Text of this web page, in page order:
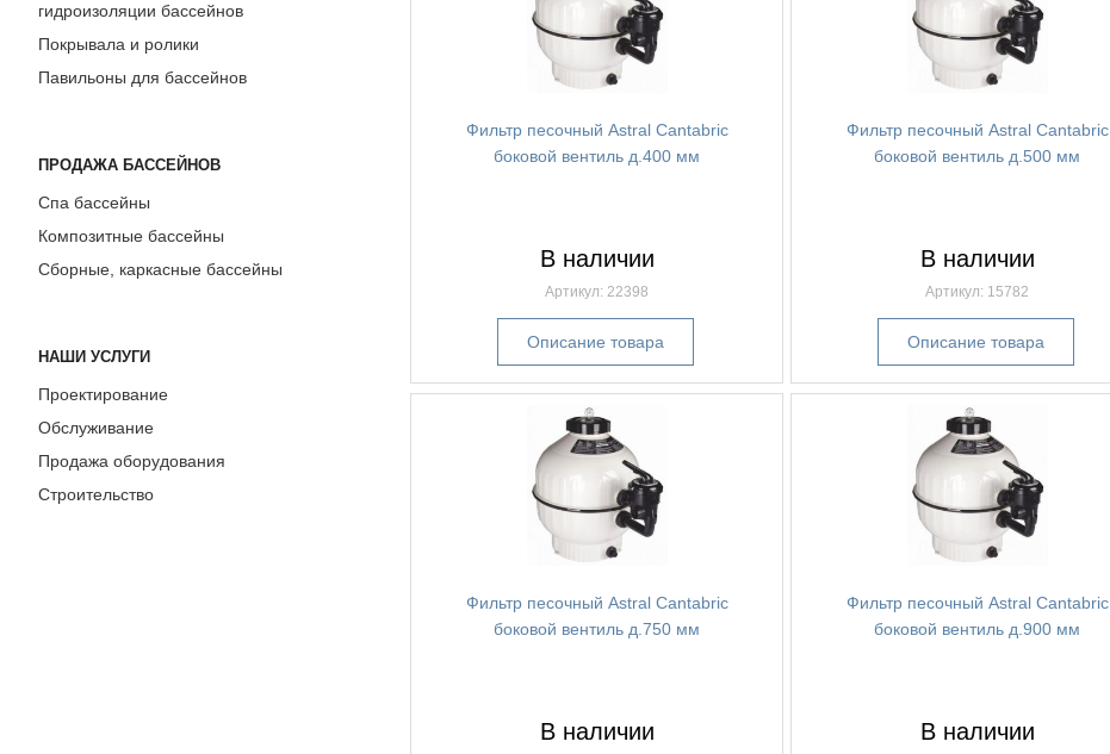
Фильтр песочный Astral Cantabric
боковой вентиль д.400 мм
В наличии
Артикул: 22398
Описание товара
Фильтр песочный Astral Cantabric
боковой вентиль д.500 мм
В наличии
Артикул: 15782
Описание товара
Фильтр песочный Astral Cantabric
боковой вентиль д.750 мм
В наличии
Фильтр песочный Astral Cantabric
боковой вентиль д.900 мм
В наличии
гидроизоляции бассейнов
Покрывала и ролики
Павильоны для бассейнов
ПРОДАЖА БАССЕЙНОВ
Спа бассейны
Композитные бассейны
Сборные, каркасные бассейны
НАШИ УСЛУГИ
Проектирование
Обслуживание
Продажа оборудования
Строительство